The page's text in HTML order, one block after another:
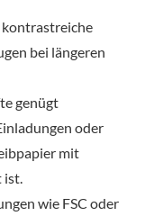
bei längeren
genügt
oder
mit
ist.
wie FSC oder